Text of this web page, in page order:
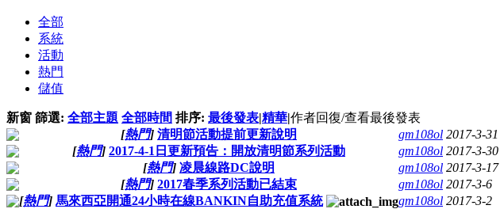
全部
系統
活動
熱門
儲值
新窗 篩選: 全部主題 全部時間 排序: 最後發表|精華|作者回復/查看最後發表
[熱門] 清明節活動提前更新說明 gm108ol 2017-3-31
[熱門] 2017-4-1日更新預告：開放清明節系列活動 gm108ol 2017-3-30
[熱門] 凌晨線路DC說明 gm108ol 2017-3-17
[熱門] 2017春季系列活動已結束 gm108ol 2017-3-6
[熱門] 馬來西亞開通24小時在線BANKIN自助充值系統 gm108ol 2017-3-2